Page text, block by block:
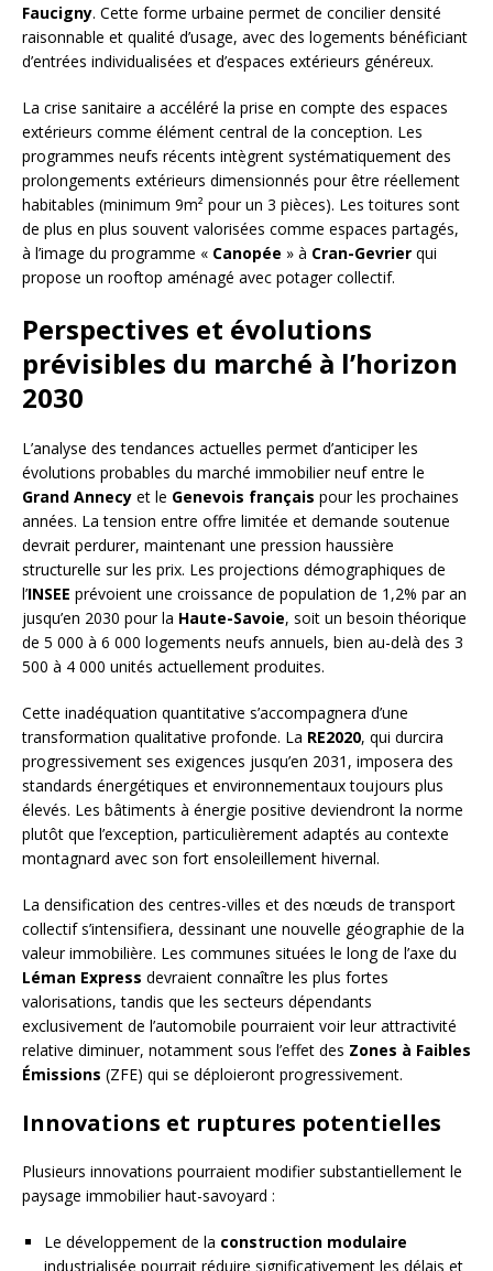
Faucigny. Cette forme urbaine permet de concilier densité
raisonnable et qualité d’usage, avec des logements bénéficiant
d’entrées individualisées et d’espaces extérieurs généreux.
La crise sanitaire a accéléré la prise en compte des espaces
extérieurs comme élément central de la conception. Les
programmes neufs récents intègrent systématiquement des
prolongements extérieurs dimensionnés pour être réellement
habitables (minimum 9m² pour un 3 pièces). Les toitures sont
de plus en plus souvent valorisées comme espaces partagés,
à l’image du programme « Canopée » à Cran-Gevrier qui
propose un rooftop aménagé avec potager collectif.
Perspectives et évolutions
prévisibles du marché à l’horizon
2030
L’analyse des tendances actuelles permet d’anticiper les
évolutions probables du marché immobilier neuf entre le
Grand Annecy et le Genevois français pour les prochaines
années. La tension entre offre limitée et demande soutenue
devrait perdurer, maintenant une pression haussière
structurelle sur les prix. Les projections démographiques de
l’INSEE prévoient une croissance de population de 1,2% par an
jusqu’en 2030 pour la Haute-Savoie, soit un besoin théorique
de 5 000 à 6 000 logements neufs annuels, bien au-delà des 3
500 à 4 000 unités actuellement produites.
Cette inadéquation quantitative s’accompagnera d’une
transformation qualitative profonde. La RE2020, qui durcira
progressivement ses exigences jusqu’en 2031, imposera des
standards énergétiques et environnementaux toujours plus
élevés. Les bâtiments à énergie positive deviendront la norme
plutôt que l’exception, particulièrement adaptés au contexte
montagnard avec son fort ensoleillement hivernal.
La densification des centres-villes et des nœuds de transport
collectif s’intensifiera, dessinant une nouvelle géographie de la
valeur immobilière. Les communes situées le long de l’axe du
Léman Express devraient connaître les plus fortes
valorisations, tandis que les secteurs dépendants
exclusivement de l’automobile pourraient voir leur attractivité
relative diminuer, notamment sous l’effet des Zones à Faibles
Émissions (ZFE) qui se déploieront progressivement.
Innovations et ruptures potentielles
Plusieurs innovations pourraient modifier substantiellement le
paysage immobilier haut-savoyard :
Le développement de la construction modulaire
industrialisée pourrait réduire significativement les délais et